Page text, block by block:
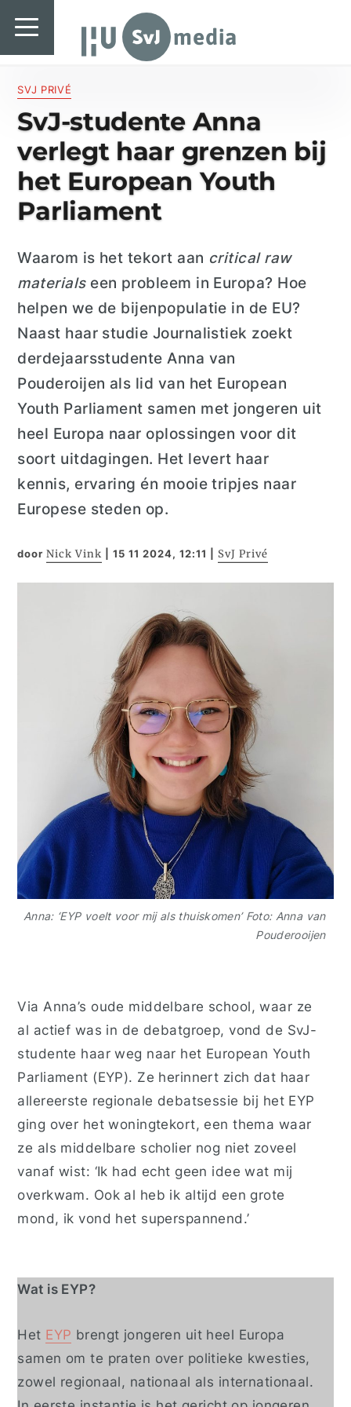
SvJ media
SVJ PRIVÉ
SvJ-studente Anna
verlegt haar grenzen bij
het European Youth
Parliament
Waarom is het tekort aan critical raw
materialseen probleem in Europa? Hoe
helpen we de bijenpopulatie in de EU?
Naast haar studie Journalistiek zoekt
derdejaarsstudente Anna van
Pouderoijen als lid van het European
Youth Parliament samen met jongeren uit
heel Europa naar oplossingen voor dit
soort uitdagingen. Het levert haar
kennis, ervaring én mooie tripjes naar
Europese steden op.
doorNick Vink |15 11 2024, 12:11 SvJ Privé
Anna: ‘EYP voelt voor mij als thuiskomen’ Foto: Anna van
Pouderooijen
Via Anna’s oude middelbare school, waar ze
al actief was in de debatgroep, vond de SvJ-
studente haar weg naar het European Youth
Parliament (EYP). Ze herinnert zich dat haar
allereerste regionale debatsessie bij het EYP
ging over het woningtekort, een thema waar
ze als middelbare scholier nog niet zoveel
vanaf wist: ‘Ik had echt geen idee wat mij
overkwam. Ook al heb ik altijd een grote
mond, ik vond het superspannend.’
Wat is EYP?
Het EYP brengt jongeren uit heel Europa
samen om te praten over politieke kwesties,
zowel regionaal, nationaal als internationaal.
SvJ media
Landelijk
Regionaal
Specials & International
In de praktijk
Introductiefestival
Agenda & Vacatures